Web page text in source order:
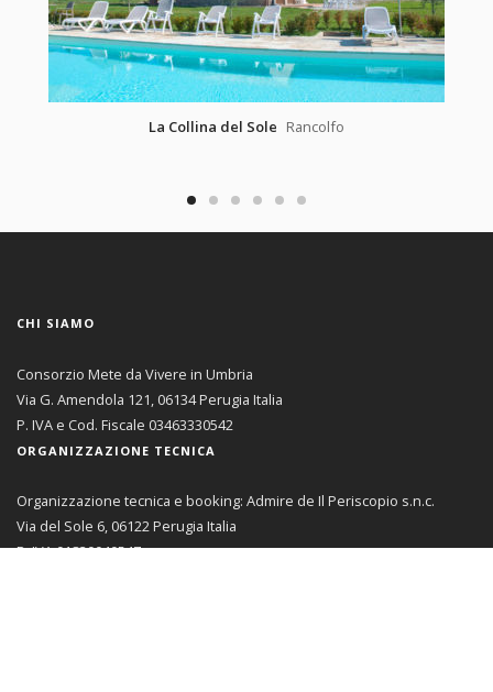
La Collina del Sole Rancolfo
CHI SIAMO
Consorzio Mete da Vivere in Umbria
Via G. Amendola 121, 06134 Perugia Italia
P. IVA e Cod. Fiscale 03463330542
ORGANIZZAZIONE TECNICA
Organizzazione tecnica e booking: Admire de Il Periscopio s.n.c.
Via del Sole 6, 06122 Perugia Italia
P. IVA 01830040547